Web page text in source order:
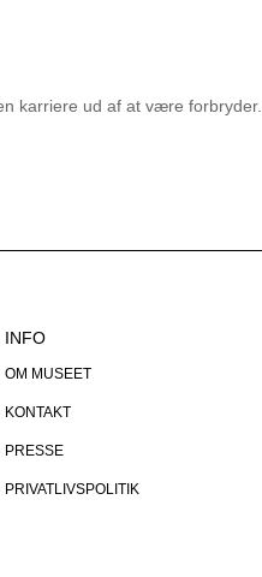
karriere ud af at være forbryder.
INFO
OM MUSEET
KONTAKT
PRESSE
PRIVATLIVSPOLITIK